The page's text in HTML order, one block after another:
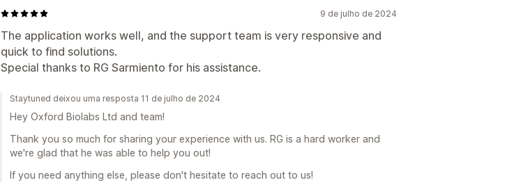
9 de julho de 2024
The application works well, and the support team is very responsive and
quick to find solutions.
Special thanks to RG Sarmiento for his assistance.
Staytuned deixou uma resposta 11 de julho de 2024
Hey Oxford Biolabs Ltd and team!
Thank you so much for sharing your experience with us. RG is a hard worker and
we're glad that he was able to help you out!
If you need anything else, please don't hesitate to reach out to us!